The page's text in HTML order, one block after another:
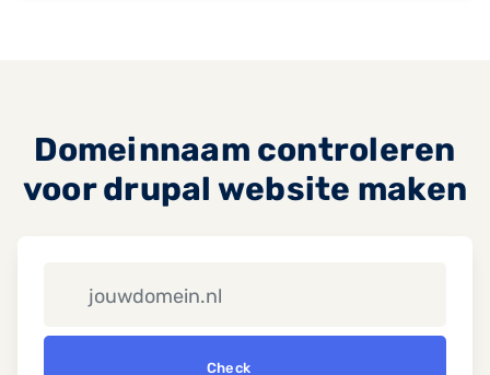
Domeinnaam controleren
voor drupal website maken
Check